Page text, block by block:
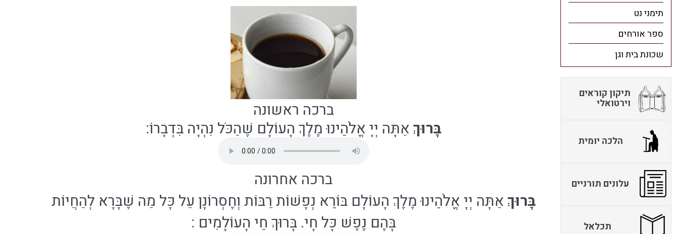
ברכה ראשונה
בָּרוּךְאַתָּה יְיָ אֱלֹהֵינוּ מֶלֶךְ הָעוֹלָם שֶׁהַכֹּל נִהְיָה בִּדְבָרוֹ:
ברכה אחרונה
בָּרוּךְאַתָּה יְיָ אֱלֹהֵינוּ מֶלֶךְ הָעוֹלָם בּוֹרֵא נְפָשׁוֹת רַבּוֹת וְחֶסְרוֹנָן עַל כָּל מַה שֶׁבָּרָא לְהַחֲיוֹת
בָּהֶם נֶפֶשׁ כָּל חָי. בָּרוּךְ חֵי הָעוֹלָמִים :
תימני נט
ספר אורחים
שכונת בית וגן
תיקון קוראים
וירטואלי
הלכה יומית
עלונים תורניים
תכלאל